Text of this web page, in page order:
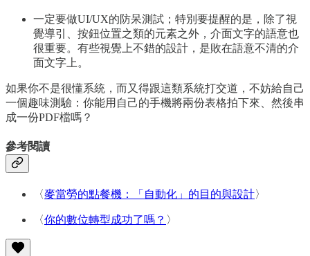
一定要做UI/UX的防呆測試；特別要提醒的是，除了視
覺導引、按鈕位置之類的元素之外，介面文字的語意也
很重要。有些視覺上不錯的設計，是敗在語意不清的介
面文字上。
如果你不是很懂系統，而又得跟這類系統打交道，不妨給自己
一個趣味測驗：你能用自己的手機將兩份表格拍下來、然後串
成一份PDF檔嗎？
參考閱讀
〈麥當勞的點餐機：「自動化」的目的與設計〉
〈你的數位轉型成功了嗎？ 〉